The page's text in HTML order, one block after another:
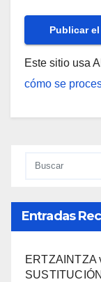
Este sitio usa
cómo se
Entradas
ERTZAINTZA
SUSTITUCIÓN